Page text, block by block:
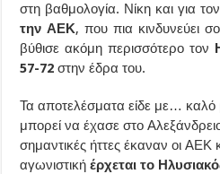
στη βαθμολογία. Νίκη και για τον
την ΑΕΚ, που πια κινδυνεύει
βύθισε ακόμη περισσότερο τον
57-72 στην έδρα του.
Τα αποτελέσματα είδε με… καλό
μπορεί να έχασε στο
σημαντικές ήττες έκαναν οι
αγωνιστικήέρχεται το